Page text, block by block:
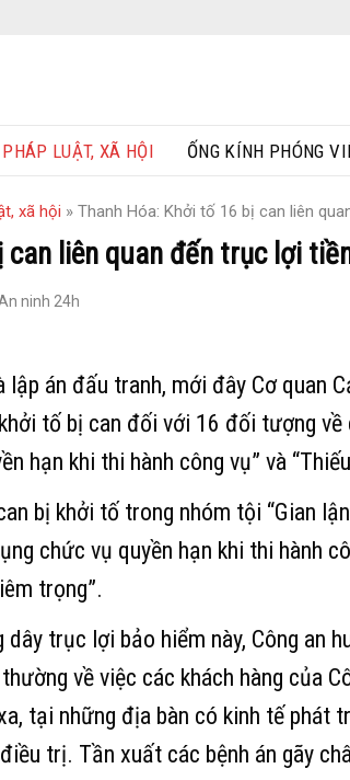
LUẬT, XÃ HỘI ỐNG KÍNH PHÓNG
xã hội » Thanh Hóa: Khởi tố 16 bị can liên
can liên quan đến trục lợi
ninh 24h
án đấu tranh, mới đây Cơ quan
tố bị can đối với 16 đối tượng
hạn khi thi hành công vụ” và
bị khởi tố trong nhóm tội “Gian
chức vụ quyền hạn khi thi hành
trọng”.
trục lợi bảo hiểm này, Công an
về việc các khách hàng của
tại những địa bàn có kinh tế phát
trị. Tần xuất các bệnh án gãy